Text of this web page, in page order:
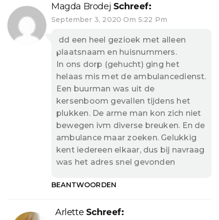
Magda Brodej Schreef:
September 3, 2020 Om 5:22 Pm
Idd een heel gezioek met alleen
plaatsnaam en huisnummers.
In ons dorp (gehucht) ging het
helaas mis met de ambulancedienst.
Een buurman was uit de
kersenboom gevallen tijdens het
plukken. De arme man kon zich niet
bewegen ivm diverse breuken. En de
ambulance maar zoeken. Gelukkig
kent iedereen elkaar, dus bij navraag
was het adres snel gevonden
BEANTWOORDEN
Arlette Schreef: